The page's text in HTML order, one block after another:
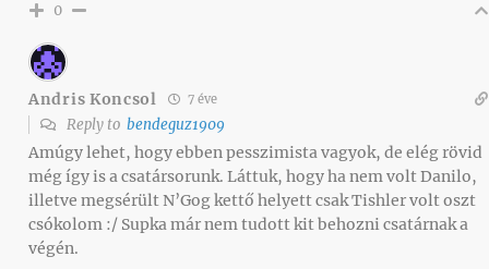
0
Andris Koncsol 7 éve
Reply to bendeguz1909
Amúgy lehet, hogy ebben pesszimista vagyok, de elég rövid
még így is a csatársorunk. Láttuk, hogy ha nem volt Danilo,
illetve megsérült N’Gog kettő helyett csak Tishler volt oszt
csókolom :/ Supka már nem tudott kit behozni csatárnak a
végén.